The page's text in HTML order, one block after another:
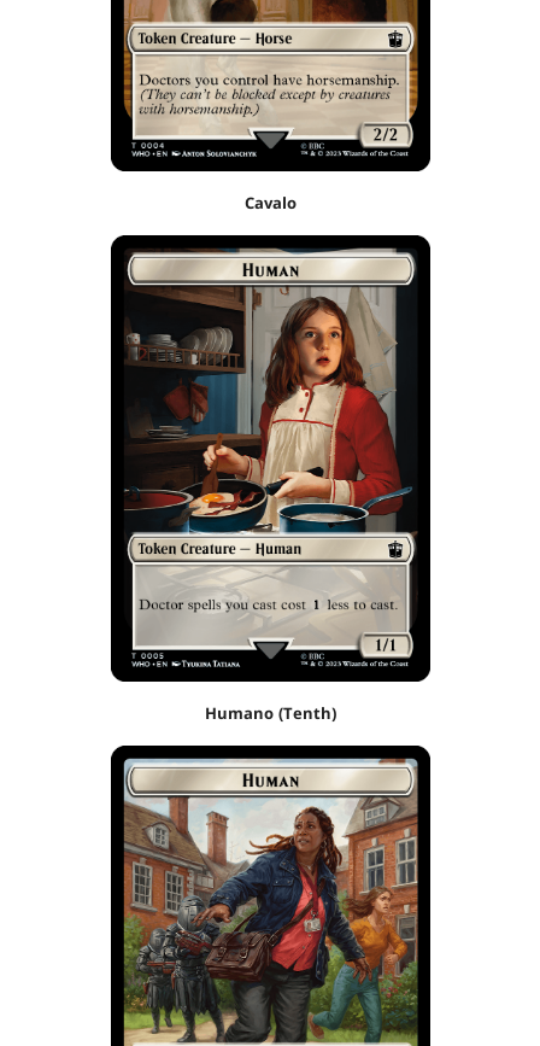
Cavalo
Humano (Tenth)